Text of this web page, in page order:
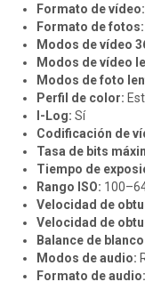
Formato de vídeo:
Formato de fotos:
Modos de vídeo
Modos de vídeo
Modos de foto
Perfil de color:
I-Log: Sí
Codificación de
Tasa de bits
Tiempo de
Rango ISO:
Velocidad de
Velocidad de
Balance de
Modos de audio:
Formato de audio: